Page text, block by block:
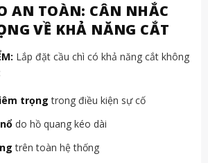
AN TOÀN: CÂN NHẮC
VỀ KHẢ NĂNG CẮT
Lắp đặt cầu chì có khả năng cắt không
trọng trong điều kiện sự cố
do hồ quang kéo dài
trên toàn hệ thống